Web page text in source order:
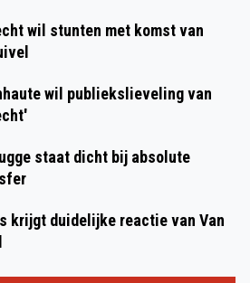
wil stunten met komst van
wil publiekslieveling van
staat dicht bij absolute
krijgt duidelijke reactie van Van